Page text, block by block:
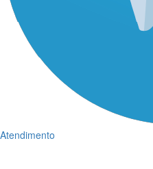
Atendimento